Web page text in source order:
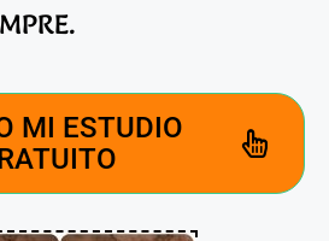
MI ESTUDIO